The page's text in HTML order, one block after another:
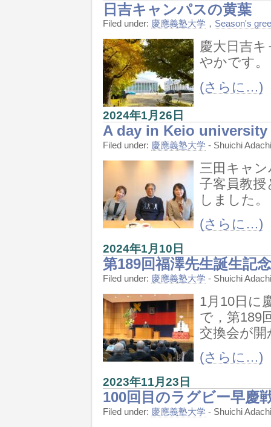
日吉キャンパスの黄葉
Filed under: 慶應義塾大学 ， Season's
慶大日吉
やかです。
(さらに…)
2024年1月26日
A day in Keio university
Filed under: 慶應義塾大学 - Shuichi
三田キャ
子客員教
しました。
(さらに…)
2024年1月10日
第189回福澤先生誕生記
Filed under: 慶應義塾大学 - Shuichi
1月10日に
で，第189
交換会が
(さらに…)
2023年11月23日
100回目のラグビー早慶
Filed under: 慶應義塾大学 - Shuichi